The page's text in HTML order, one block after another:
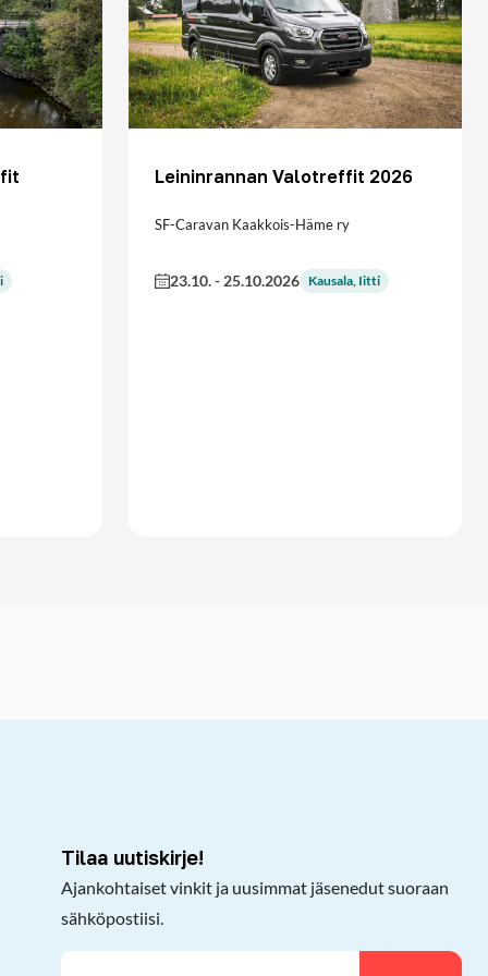
Leininrannan Valotreffit 2026
SF-Caravan Kaakkois-Häme ry
23.10.- 25.10.2026 Kausala, Iitti
Tilaa uutiskirje!
Ajankohtaiset vinkit ja uusimmat jäsenedut suoraan
sähköpostiisi.